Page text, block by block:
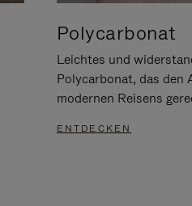
Polycarbonat
Leichtes und
Polycarbonat, das den
modernen Reisens
ENTDECKEN